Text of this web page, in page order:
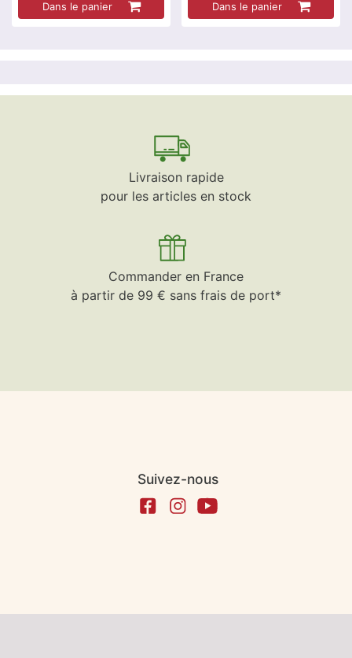
Dans le panier Dans le panier
Livraison rapide
pour les articles en stock
Commander en France
à partir de 99 € sans frais de port*
Suivez-nous